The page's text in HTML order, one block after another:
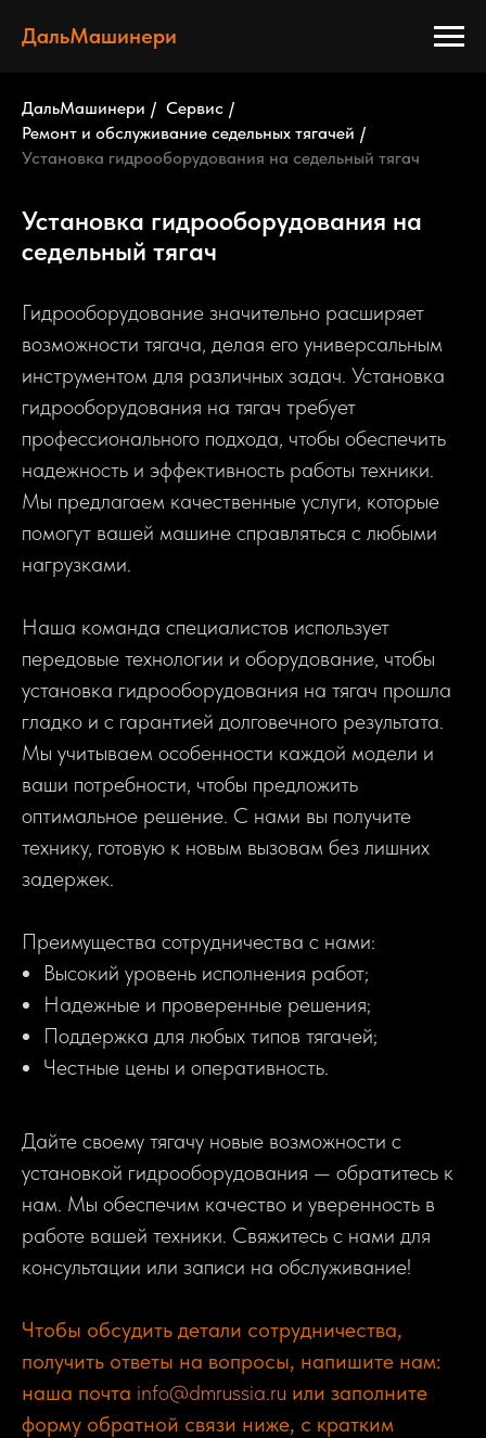
ДальМашинери
ДальМашинери / Сервис /
Ремонт и обслуживание седельных тягачей /
Установка гидрооборудования на седельный тягач
Установка гидрооборудования на
седельный тягач
Гидрооборудование значительно расширяет
возможности тягача, делая его универсальным
инструментом для различных задач. Установка
гидрооборудования на тягач требует
профессионального подхода, чтобы обеспечить
надежность и эффективность работы техники.
Мы предлагаем качественные услуги, которые
помогут вашей машине справляться с любыми
нагрузками.
Наша команда специалистов использует
передовые технологии и оборудование, чтобы
установка гидрооборудования на тягач прошла
гладко и с гарантией долговечного результата.
Мы учитываем особенности каждой модели и
ваши потребности, чтобы предложить
оптимальное решение. С нами вы получите
технику, готовую к новым вызовам без лишних
задержек.
Преимущества сотрудничества с нами:
Высокий уровень исполнения работ;
Надежные и проверенные решения;
Поддержка для любых типов тягачей;
Честные цены и оперативность.
Дайте своему тягачу новые возможности с
установкой гидрооборудования — обратитесь к
нам. Мы обеспечим качество и уверенность в
работе вашей техники. Свяжитесь с нами для
консультации или записи на обслуживание!
Чтобы обсудить детали сотрудничества,
получить ответы на вопросы, напишите нам:
наша почта info@dmrussia.ru или заполните
форму обратной связи ниже, с кратким